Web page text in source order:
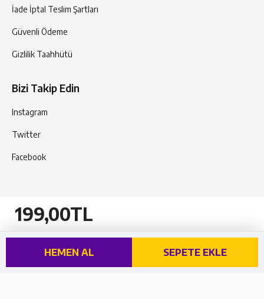
199,00TL
SEPETE EKLE
HEMEN AL
İade İptal Teslim Şartları
Güvenli Ödeme
Gizlilik Taahhütü
Bizi Takip Edin
Instagram
Twitter
Facebook
© 2023 kitapfoni.net Tüm Hakları Saklıdır. Tasarım
ve Kodllama